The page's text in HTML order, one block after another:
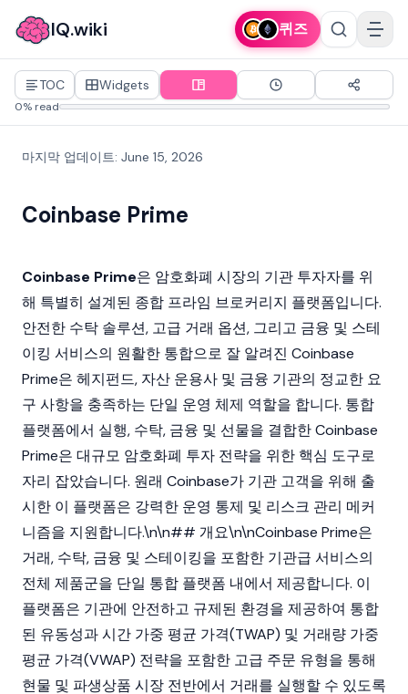
IQ.wiki 퀴즈
TOC Widgets
0% read
마지막 업데이트: June 15, 2026
Coinbase Prime
Coinbase Prime은 암호화폐 시장의 기관 투자자를 위
해 특별히 설계된 종합 프라임 브로커리지 플랫폼입니다.
안전한 수탁 솔루션, 고급 거래 옵션, 그리고 금융 및 스테
이킹 서비스의 원활한 통합으로 잘 알려진 Coinbase
Prime은 헤지펀드, 자산 운용사 및 금융 기관의 정교한 요
구 사항을 충족하는 단일 운영 체제 역할을 합니다. 통합
플랫폼에서 실행, 수탁, 금융 및 선물을 결합한 Coinbase
Prime은 대규모 암호화폐 투자 전략을 위한 핵심 도구로
자리 잡았습니다. 원래 Coinbase가 기관 고객을 위해 출
시한 이 플랫폼은 강력한 운영 통제 및 리스크 관리 메커
니즘을 지원합니다.\n\n## 개요\n\nCoinbase Prime은
거래, 수탁, 금융 및 스테이킹을 포함한 기관급 서비스의
전체 제품군을 단일 통합 플랫폼 내에서 제공합니다. 이
플랫폼은 기관에 안전하고 규제된 환경을 제공하여 통합
된 유동성과 시간 가중 평균 가격(TWAP) 및 거래량 가중
평균 가격(VWAP) 전략을 포함한 고급 주문 유형을 통해
현물 및 파생상품 시장 전반에서 거래를 실행할 수 있도록